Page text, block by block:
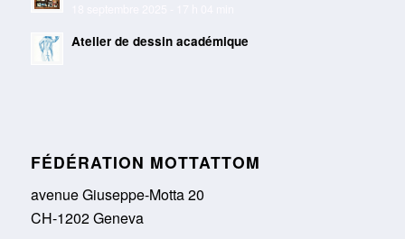
Atelier de dessin académique
FÉDÉRATION MOTTATTOM
avenue Giuseppe-Motta 20
CH-1202 Geneva